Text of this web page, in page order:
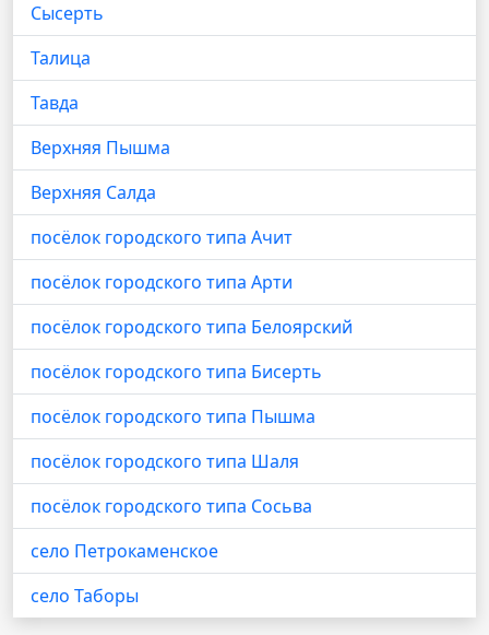
Сысерть
Талица
Тавда
Верхняя Пышма
Верхняя Салда
посёлок городского типа Ачит
посёлок городского типа Арти
посёлок городского типа Белоярский
посёлок городского типа Бисерть
посёлок городского типа Пышма
посёлок городского типа Шаля
посёлок городского типа Сосьва
село Петрокаменское
село Таборы